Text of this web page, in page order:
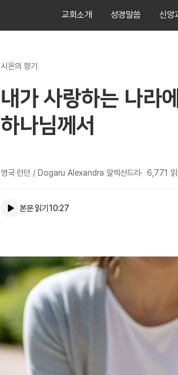
교회소개 성경말씀 신앙
시온의 향기
내가 사랑하는 나라
하나님께서
영국 런던 / Dogaru Alexandra 알렉산드라 6,771
본문 읽기10:27